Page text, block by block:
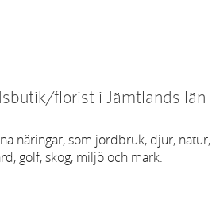
florist i Jämtlands län
näringar, som jordbruk, djur, natur,
golf, skog, miljö och mark.